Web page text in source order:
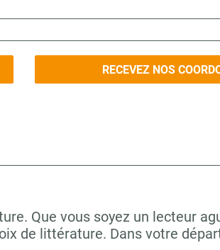
RECEVEZ NOS
Que vous soyez un lecteur
de littérature. Dans votre